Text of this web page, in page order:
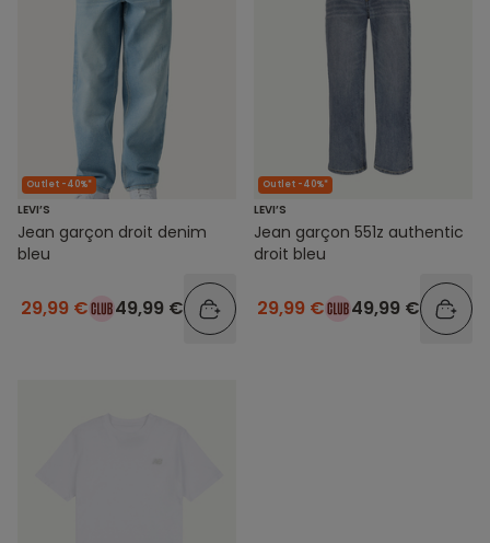
Outlet -40%*
LEVI’S
Jean garçon droit denim
bleu
29,99 € 49,99 €
Outlet -40%*
LEVI’S
Jean garçon 551z authentic
droit bleu
29,99 € 49,99 €